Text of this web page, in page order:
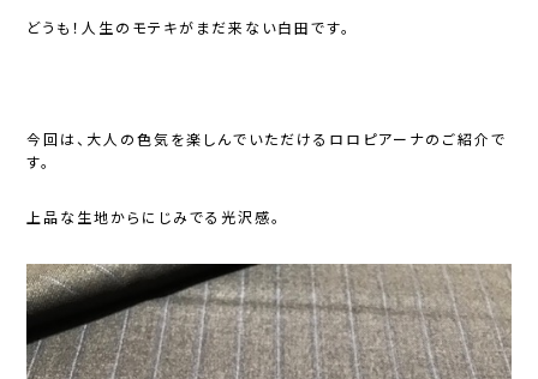
どうも！人生のモテキがまだ来ない白田です。
今回は、大人の色気を楽しんでいただけるロロピアーナのご紹介で
す。
上品な生地からにじみでる光沢感。